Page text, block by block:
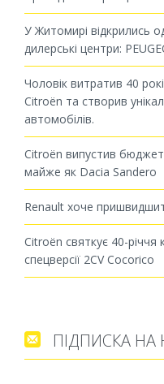
У Житомирі відкрились
дилерські центри:
Чоловік витратив 40
Citroën та створив
автомобілів.
Citroën випустив
майже як Dacia Sandero
Renault хоче
Citroën святкує 40-річчя
спецверсії 2CV Cocorico
 ПІДПИСКА